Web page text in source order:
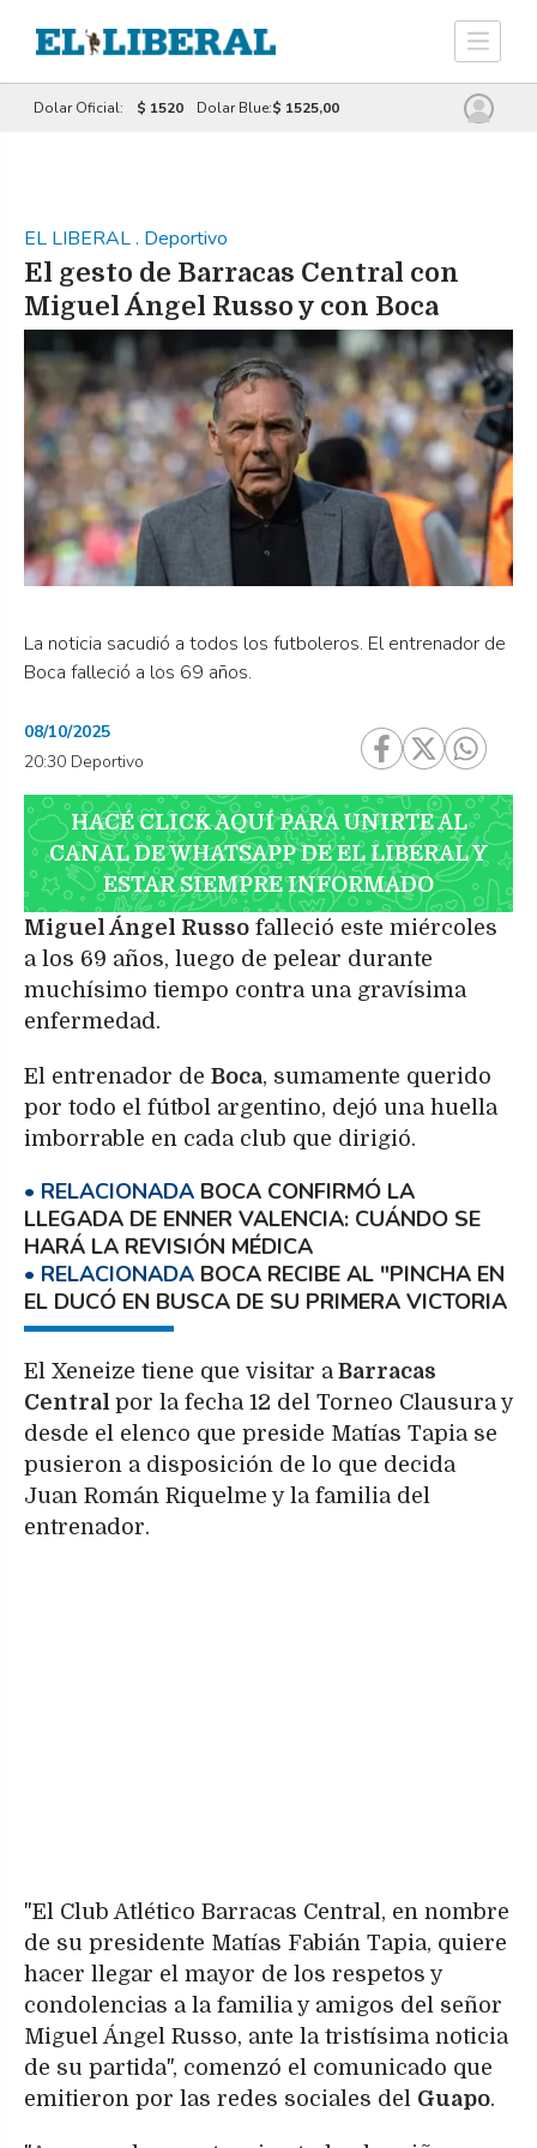
Dolar Oficial: $ 1520 Dolar Blue:$ 1525,00
EL LIBERAL. Deportivo
El gesto de Barracas Central con
Miguel Ángel Russo y con Boca
La noticia sacudió a todos los futboleros. El entrenador de
Boca falleció a los 69 años.
08/10/2025
20:30 Deportivo
HACÉ CLICK AQUÍ PARA UNIRTE AL
CANAL DE WHATSAPP DE EL LIBERAL Y
ESTAR SIEMPRE INFORMADO
Miguel Ángel Russo falleció este miércoles
a los 69 años, luego de pelear durante
muchísimo tiempo contra una gravísima
enfermedad.
El entrenador de Boca, sumamente querido
por todo el fútbol argentino, dejó una huella
imborrable en cada club que dirigió.
BOCA CONFIRMÓ LA
LLEGADA DE ENNER VALENCIA: CUÁNDO SE
HARÁ LA REVISIÓN MÉDICA
BOCA RECIBE AL "PINCHA EN
EL DUCÓ EN BUSCA DE SU PRIMERA VICTORIA
El Xeneize tiene que visitar a Barracas
Central por la fecha 12 del Torneo Clausura y
desde el elenco que preside Matías Tapia se
pusieron a disposición de lo que decida
Juan Román Riquelme y la familia del
entrenador.
"El Club Atlético Barracas Central, en nombre
de su presidente Matías Fabián Tapia, quiere
hacer llegar el mayor de los respetos y
condolencias a la familia y amigos del señor
Miguel Ángel Russo, ante la tristísima noticia
de su partida", comenzó el comunicado que
emitieron por las redes sociales del Guapo.